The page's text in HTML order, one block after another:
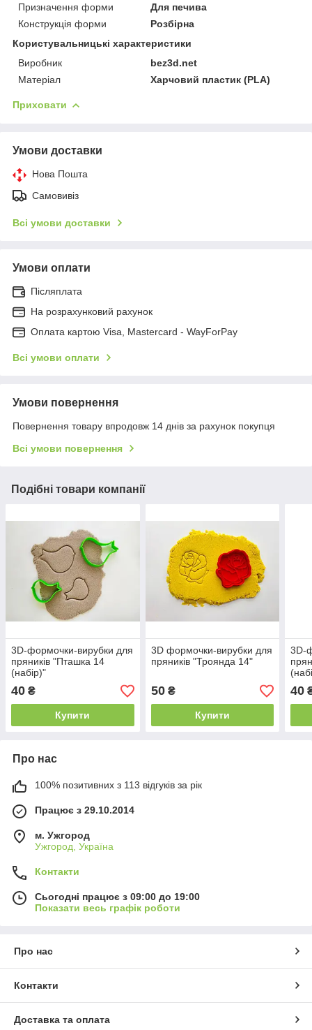
Призначення форми
Для печива
Конструкція форми
Розбірна
Користувальницькі характеристики
Виробник
bez3d.net
Матеріал
Харчовий пластик (PLA)
Приховати
Умови доставки
Нова Пошта
Самовивіз
Всі умови доставки
Умови оплати
Післяплата
На розрахунковий рахунок
Оплата картою Visa, Mastercard - WayForPay
Всі умови оплати
Умови повернення
Повернення товару впродовж 14 днів за рахунок покупця
Всі умови повернення
Подібні товари компанії
3D-формочки-вирубки для
пряників "Пташка 14
(набір)"
40 ₴
Купити
3D формочки-вирубки для
пряників "Троянда 14"
50₴
Купити
3D-
40
Про нас
100% позитивних з 113 відгуків за рік
Працює з 29.10.2014
м. Ужгород
Ужгород, Україна
Контакти
Сьогодні працює з 09:00 до 19:00
Показати весь графік роботи
Про нас
Контакти
Доставка та оплата